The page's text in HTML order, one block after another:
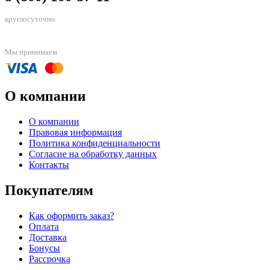
круглосуточно
Мы принимаем
О компании
О компании
Правовая информация
Политика конфиденциальности
Согласие на обработку данных
Контакты
Покупателям
Как оформить заказ?
Оплата
Доставка
Бонусы
Рассрочка